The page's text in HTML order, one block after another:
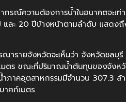
รณ์ความต้องการน้ำในอนาคตจะเ
และ 20 ปีข้างหน้าตามลำดับ แสดง
ารายจังหวัดจะเห็นว่า จังหวัดชล
ตร ขณะที่ปริมาณน้ำต้นทุนของจังห
ภาคอุตสาหกรรมมีจำนวน 307.3
าศก์เมตร